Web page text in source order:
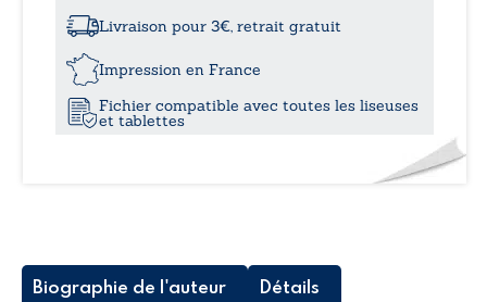
plus
aventure
humaine
Une
départementale
Livraison pour 3€, retrait gratuit
Impression en France
Fichier compatible avec toutes les liseuses
et tablettes
Biographie de l'auteur Détails